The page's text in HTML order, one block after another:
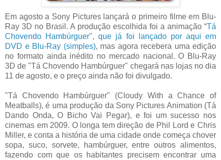
Em agosto a Sony Pictures lançará o primeiro filme em Blu-
Ray 3D no Brasil. A produção escolhida foi a animação “Tá
Chovendo Hambúrguer", que já foi lançado por aqui em
DVD e Blu-Ray (simples), mas agora recebera uma edição
no formato ainda inédito no mercado nacional. O Blu-Ray
3D de "Tá Chovendo Hambúrguer" chegará nas lojas no dia
11 de agosto, e o preço ainda não foi divulgado.
"Tá Chovendo Hambúrguer" (Cloudy With a Chance of
Meatballs), é uma produção da Sony Pictures Animation (Tá
Dando Onda, O Bicho Vai Pegar), e foi um sucesso nos
cinemas em 2009. O longa tem direção de Phil Lord e Chris
Miller, e conta a história de uma cidade onde começa chover
sopa, suco, sorvete, hambúrguer, entre outros alimentos,
fazendo com que os habitantes precisem encontrar uma